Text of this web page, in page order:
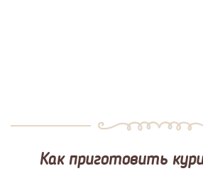
Как приготовить